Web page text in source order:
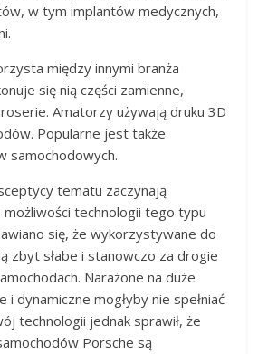
w tym implantów medycznych,
między innymi branża
się nią części zamienne,
Amatorzy używają druku 3D
Popularne jest także
samochodowych.
tematu zaczynają
technologii tego typu
się, że wykorzystywane do
zbyt słabe i stanowczo za drogie
Narażone na duże
i dynamiczne mogłyby nie spełniać
technologii jednak sprawił, że
Porsche są